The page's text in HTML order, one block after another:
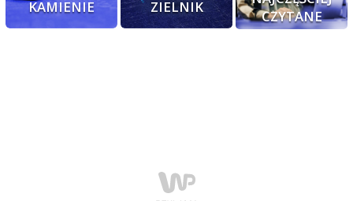
KAMIENIE ZIELNIK
CZYTANE